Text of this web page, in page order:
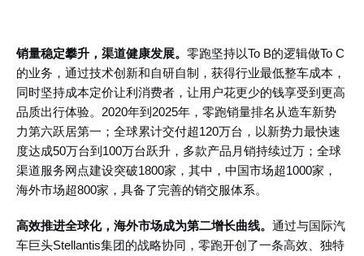
销量稳定攀升，渠道健康发展。 零跑坚持以To B的逻辑做To C
的业务，通过技术创新和自研自制，获得行业最低整车成本，
同时坚持成本定价让利消费者，让用户花更少的钱享受到更高
品质出行体验。2020年到2025年，零跑销量排名从造车新势
力第六跃居第一；全球累计交付超120万台，以新势力最快速
度达成50万台到100万台跃升，多款产品月销持续过万；全球
渠道服务网点建设突破1800家，其中，中国市场超1000家，
海外市场超800家，具备了完善的销交服体系。
高效推进全球化，海外市场成为第二增长曲线。 通过与国际汽
车巨头Stellantis集团的战略协同，零跑开创了一条高效、独特